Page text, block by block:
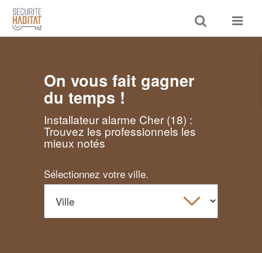
Toggle
search
Toggle
On vous fait gagner
du temps !
Installateur alarme Cher (18) :
Trouvez les professionnels les
mieux notés
Sélectionnez votre ville.